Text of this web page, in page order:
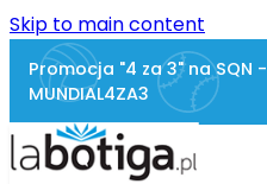
Skip to main content
Promocja "4 za 3" na SQN
MUNDIAL4ZA3